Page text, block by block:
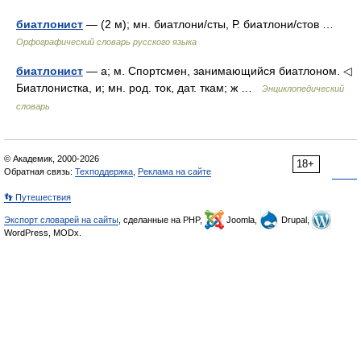
биатлонист — (2 м); мн. биатлони/сты, Р. биатлони/стов …
Орфографический словарь русского языка
биатлонист — а; м. Спортсмен, занимающийся биатлоном. ◁
Биатлонистка, и; мн. род. ток, дат. ткам; ж …
Энциклопедический
словарь
18+
© Академик, 2000-2026
Обратная связь: Техподдержка Реклама на сайте
👣 Путешествия
Экспорт словарей на сайты , сделанные на PHP, Joomla,
Drupal,
WordPress, MODx.